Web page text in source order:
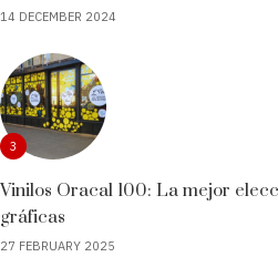
14 DECEMBER 2024
3
Vinilos Oracal 100: La mejor
gráficas
27 FEBRUARY 2025